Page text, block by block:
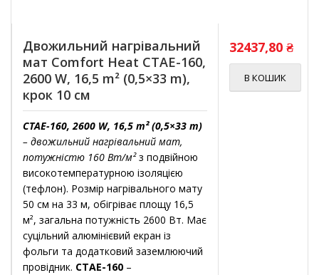
Двожильний нагрівальний
мат Comfort Heat CTAE-160,
2600 W, 16,5 m² (0,5×33 m),
крок 10 см
CTAE-160, 2600 W, 16,5 m² (0,5×33 m)
– двожильний нагрівальний мат,
потужністю 160 Вт/м²з подвійною
високотемпературною ізоляцією
(тефлон). Розмір нагрівального мату
50 см на 33 м, обігріває площу 16,5
м², загальна потужність 2600 Вт. Має
суцільний алюмінієвий екран із
фольги та додатковий заземлюючий
провідник. CTAE-160 –
32437,80₴
В КОШИК